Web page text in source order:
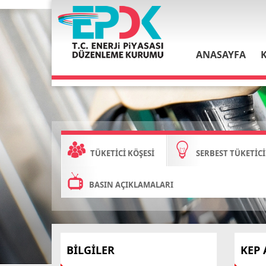
ANASAYFA
TÜKETİCİ KÖŞESİ SERBEST TÜKETİCİ
BASIN AÇIKLAMALARI
BİLGİLER